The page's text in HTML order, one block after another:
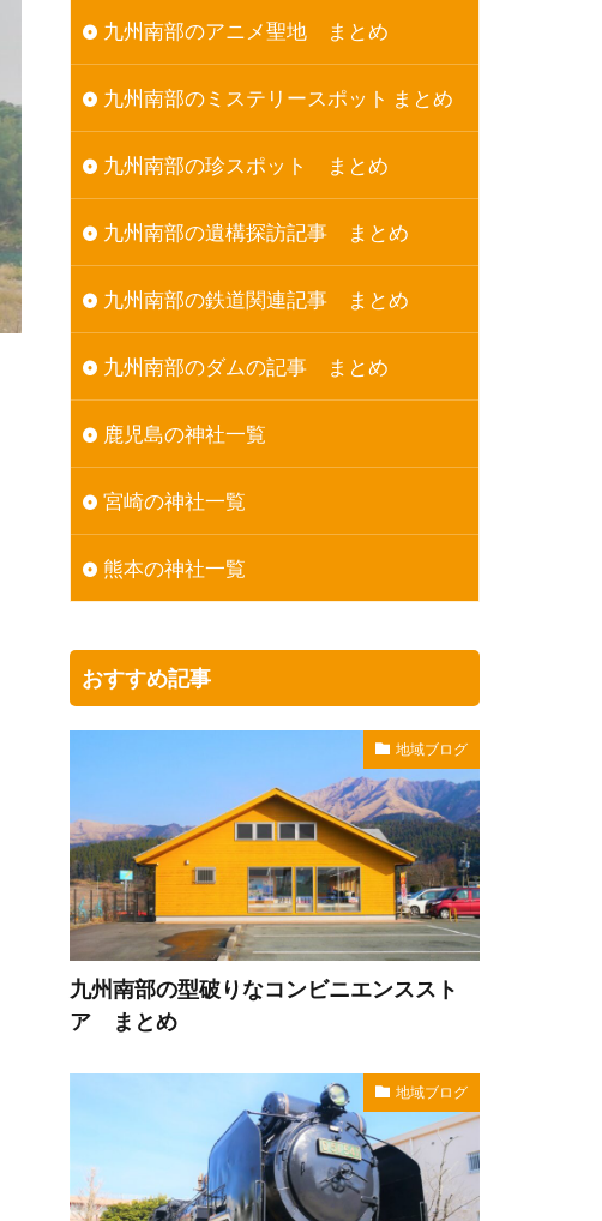
九州南部のアニメ聖地 まとめ
九州南部のミステリースポット まとめ
九州南部の珍スポット まとめ
九州南部の遺構探訪記事 まとめ
九州南部の鉄道関連記事 まとめ
九州南部のダムの記事 まとめ
鹿児島の神社一覧
宮崎の神社一覧
熊本の神社一覧
おすすめ記事
地域ブログ
九州南部の型破りなコンビニエンススト
ア まとめ
地域ブログ